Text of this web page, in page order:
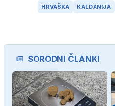
HRVAŠKA KALDANIJA
SORODNI ČLANKI